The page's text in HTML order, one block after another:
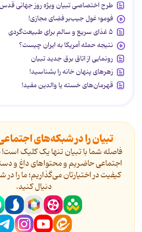
طرح اختصاصی تبیان ویژه روز جهانی
فومو؛ غول جیب‌بر فضای مجازی!
۵ غذای سریع و سالم برای طبیعت‌گردی
نتیجه حمله آمریکا به ایران چیست؟
رونمایی از اتاق برق جدید تبیان
زهرهای پنهان خانه را بشناسید!
قهرمان‌های خسته یا والدین مفید!
تبیان را در شبکه‌های
فاصله شما با تبیان تنها یک کلیک
اجتماعی حاضریم و محتواهای داغ و
کیفیت در اختیارتان می‌گذاریم؛ ما را
دنیال کنید.